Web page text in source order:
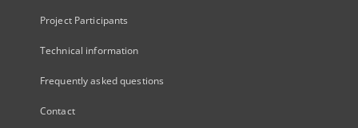
Project Participants
Technical information
Frequently asked questions
Contact